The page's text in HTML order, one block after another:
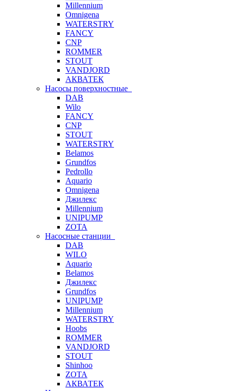
Millennium
Omnigena
WATERSTRY
FANCY
CNP
ROMMER
STOUT
VANDJORD
АКВАТЕК
Насосы поверхностные
DAB
Wilo
FANCY
CNP
STOUT
WATERSTRY
Belamos
Grundfos
Pedrollo
Aquario
Omnigena
Джилекс
Millennium
UNIPUMP
ZOTA
Насосные станции
DAB
WILO
Aquario
Belamos
Джилекс
Grundfos
UNIPUMP
Millennium
WATERSTRY
Hoobs
ROMMER
VANDJORD
STOUT
Shinhoo
ZOTA
АКВАТЕК